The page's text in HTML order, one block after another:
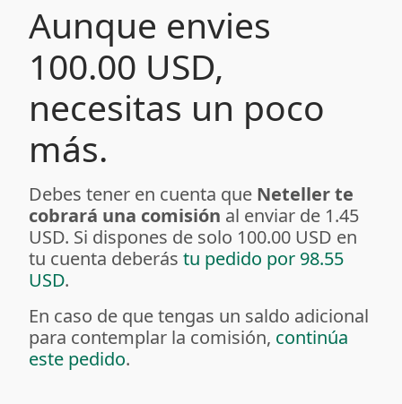
Aunque envies
100.00 USD,
necesitas un poco
más.
Debes tener en cuenta que Neteller te
cobrará una comisión al enviar de 1.45
USD. Si dispones de solo 100.00 USD en
tu cuenta deberás tu pedido por 98.55
USD.
En caso de que tengas un saldo adicional
para contemplar la comisión, continúa
este pedido.